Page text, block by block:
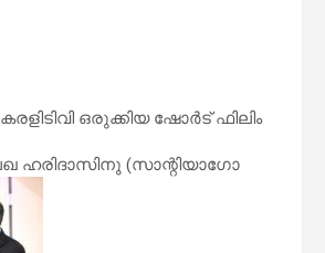
ഒരുക്കിയ ഷോർട് ഫിലിം
ഹരിദാസിനു (സാന്റിയാഗോ